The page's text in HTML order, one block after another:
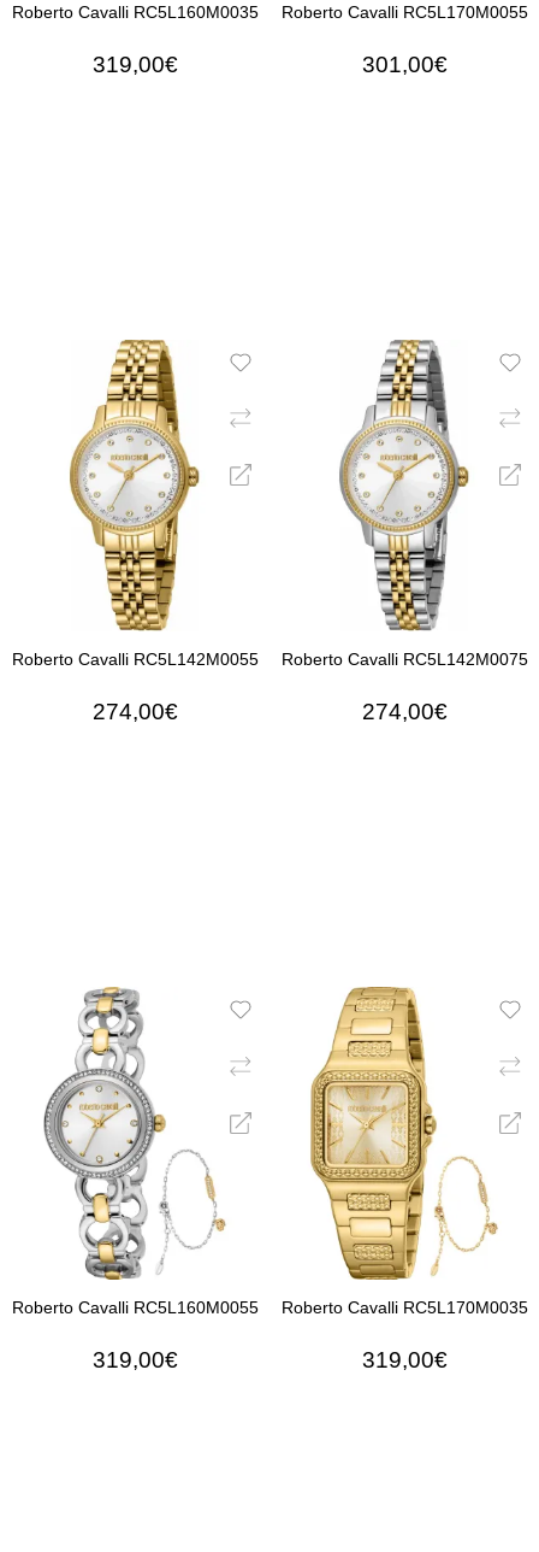
Roberto Cavalli RC5L160M0035
319,00€
Roberto Cavalli RC5L170M0055
301,00€
Roberto Cavalli RC5L142M0055
274,00€
Roberto Cavalli RC5L142M0075
274,00€
Roberto Cavalli RC5L160M0055
319,00€
Roberto Cavalli RC5L170M0035
319,00€